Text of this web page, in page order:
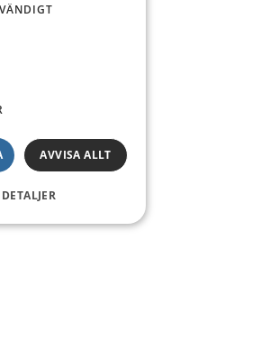
AVVISA ALLT